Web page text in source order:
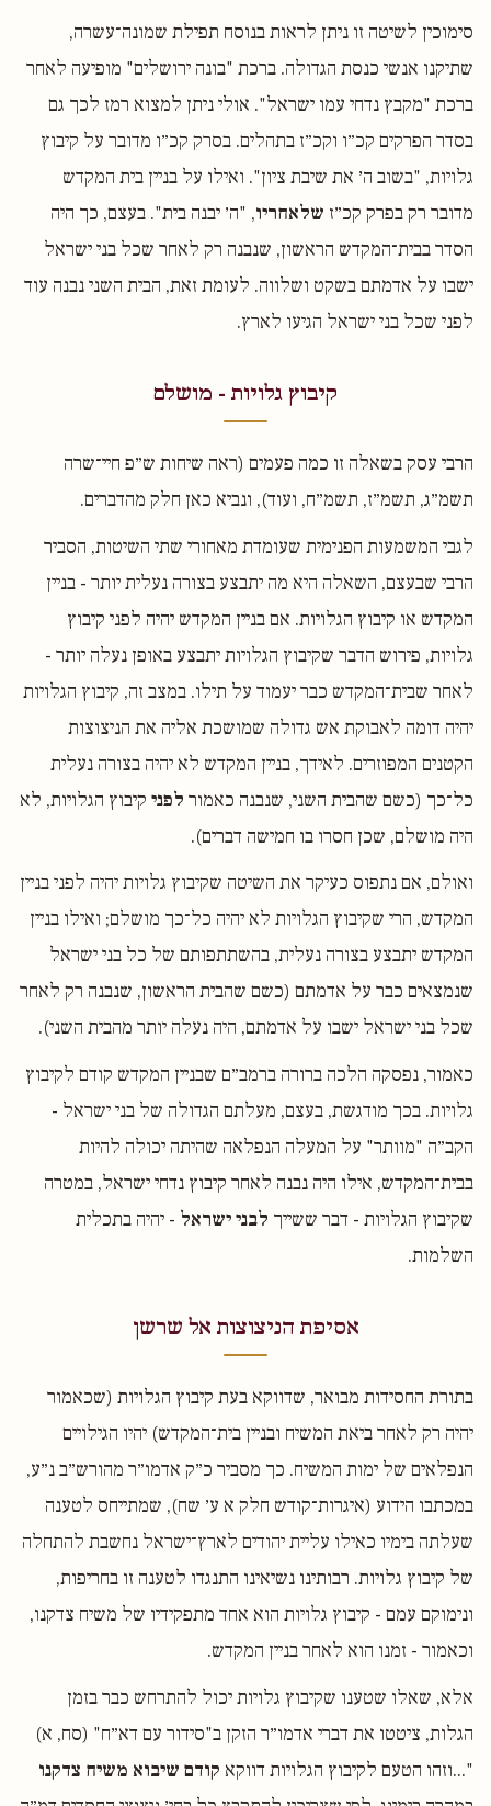
סימוכין לשיטה זו ניתן לראות בנוסח תפילת שמונה־עשרה,
שתיקנו אנשי כנסת הגדולה. ברכת "בונה ירושלים" מופיעה לאחר
ברכת "מקבץ נדחי עמו ישראל". אולי ניתן למצוא רמז לכך גם
בסדר הפרקים קכ״ו וקכ״ז בתהלים. בסרק קכ״ו מדובר על קיבוץ
גלויות, "בשוב ה׳ את שיבת ציון". ואילו על בניין בית המקדש
מדובר רק בפרק קכ״ז שלאחריו, "ה׳ יבנה בית". בעצם, כך היה
הסדר בבית־המקדש הראשון, שנבנה רק לאחר שכל בני ישראל
ישבו על אדמתם בשקט ושלווה. לעומת זאת, הבית השני נבנה עוד
לפני שכל בני ישראל הגיעו לארץ.
קיבוץ גלויות - מושלם
הרבי עסק בשאלה זו כמה פעמים (ראה שיחות ש״פ חיי־שרה
תשמ״ג, תשמ״ז, תשמ״ח, ועוד), ונביא כאן חלק מהדברים.
לגבי המשמעות הפנימית שעומדת מאחורי שתי השיטות, הסביר
הרבי שבעצם, השאלה היא מה יתבצע בצורה נעלית יותר - בניין
המקדש או קיבוץ הגלויות. אם בניין המקדש יהיה לפני קיבוץ
גלויות, פירוש הדבר שקיבוץ הגלויות יתבצע באופן נעלה יותר -
לאחר שבית־המקדש כבר יעמוד על תילו. במצב זה, קיבוץ הגלויות
יהיה דומה לאבוקת אש גדולה שמושכת אליה את הניצוצות
הקטנים המפוזרים. לאידך, בניין המקדש לא יהיה בצורה נעלית
כל־כך (כשם שהבית השני, שנבנה כאמור לפני קיבוץ הגלויות, לא
היה מושלם, שכן חסרו בו חמישה דברים).
ואולם, אם נתפוס כעיקר את השיטה שקיבוץ גלויות יהיה לפני בניין
המקדש, הרי שקיבוץ הגלויות לא יהיה כל־כך מושלם; ואילו בניין
המקדש יתבצע בצורה נעלית, בהשתתפותם של כל בני ישראל
שנמצאים כבר על אדמתם (כשם שהבית הראשון, שנבנה רק לאחר
שכל בני ישראל ישבו על אדמתם, היה נעלה יותר מהבית השני).
כאמור, נפסקה הלכה ברורה ברמב״ם שבניין המקדש קודם לקיבוץ
גלויות. בכך מודגשת, בעצם, מעלתם הגדולה של בני ישראל -
הקב״ה "מוותר" על המעלה הנפלאה שהיתה יכולה להיות
בבית־המקדש, אילו היה נבנה לאחר קיבוץ נדחי ישראל, במטרה
שקיבוץ הגלויות - דבר ששייך לבני ישראל - יהיה בתכלית
השלמות.
אסיפת הניצוצות אל שרשן
בתורת החסידות מבואר, שדווקא בעת קיבוץ הגלויות (שכאמור
יהיה רק לאחר ביאת המשיח ובניין בית־המקדש) יהיו הגילויים
הנפלאים של ימות המשיח. כך מסביר כ״ק אדמו״ר מהורש״ב נ״ע,
במכתבו הידוע (איגרות־קודש חלק א ע׳ שח), שמתייחס לטענה
שעלתה בימיו כאילו עליית יהודים לארץ־ישראל נחשבת להתחלה
של קיבוץ גלויות. רבותינו נשיאינו התנגדו לטענה זו בחריפות,
ונימוקם עמם - קיבוץ גלויות הוא אחד מתפקידיו של משיח צדקנו,
וכאמור - זמנו הוא לאחר בניין המקדש.
אלא, שאלו שטענו שקיבוץ גלויות יכול להתרחש כבר בזמן
הגלות, ציטטו את דברי אדמו״ר הזקן ב"סידור עם דא״ח" (סח, א)
"...וזהו הטעם לקיבוץ הגלויות דווקא קודם שיבוא משיח צדקנו